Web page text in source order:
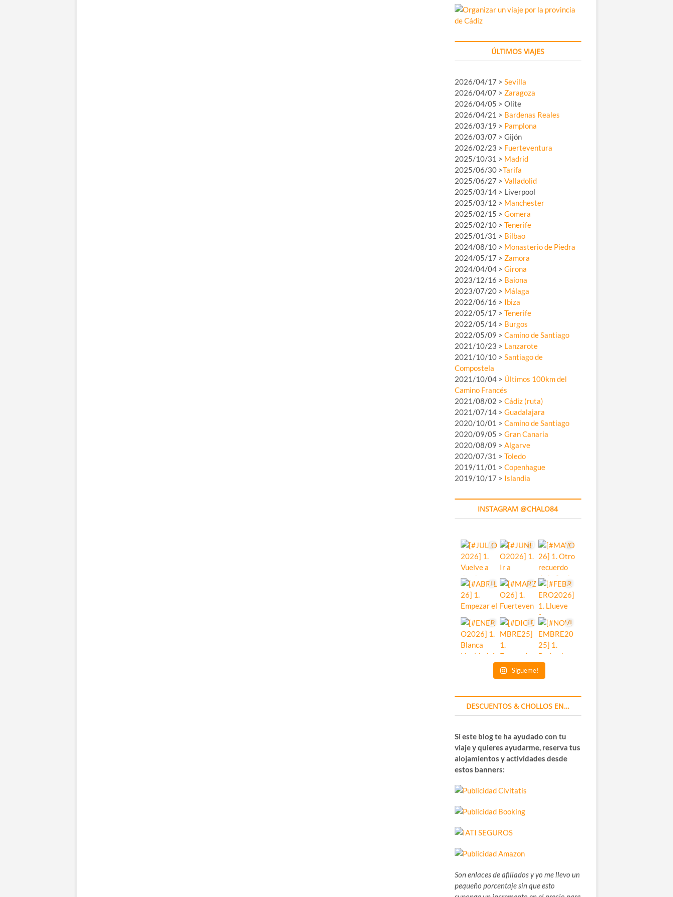
ÚLTIMOS VIAJES
2026/04/17 > Sevilla
2026/04/07 > Zaragoza
2026/04/05 > Olite
2026/04/21 > Bardenas Reales
2026/03/19 > Pamplona
2026/03/07 > Gijón
2026/02/23 > Fuerteventura
2025/10/31 > Madrid
2025/06/30 >Tarifa
2025/06/27 > Valladolid
2025/03/14 > Liverpool
2025/03/12 > Manchester
2025/02/15 > Gomera
2025/02/10 > Tenerife
2025/01/31 > Bilbao
2024/08/10 > Monasterio de Piedra
2024/05/17 > Zamora
2024/04/04 > Girona
2023/12/16 > Baiona
2023/07/20 > Málaga
2022/06/16 > Ibiza
2022/05/17 > Tenerife
2022/05/14 > Burgos
2022/05/09 > Camino de Santiago
2021/10/23 > Lanzarote
2021/10/10 > Santiago de
Compostela
2021/10/04 > Últimos 100km del
Camino Francés
2021/08/02 > Cádiz (ruta)
2021/07/14 > Guadalajara
2020/10/01 > Camino de Santiago
2020/09/05 > Gran Canaria
2020/08/09 > Algarve
2020/07/31 > Toledo
2019/11/01 > Copenhague
2019/10/17 > Islandia
INSTAGRAM @CHALO84
Sígueme!
DESCUENTOS & CHOLLOS EN…
Si este blog te ha ayudado con tu
viaje y quieres ayudarme, reserva tus
alojamientos y actividades desde
estos banners:
Son enlaces de afiliados y yo me llevo un
pequeño porcentaje sin que esto